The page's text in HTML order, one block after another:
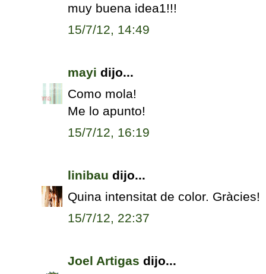
muy buena idea1!!!
15/7/12, 14:49
mayi dijo...
Como mola!
Me lo apunto!
15/7/12, 16:19
linibau dijo...
Quina intensitat de color. Gràcies!
15/7/12, 22:37
Joel Artigas dijo...